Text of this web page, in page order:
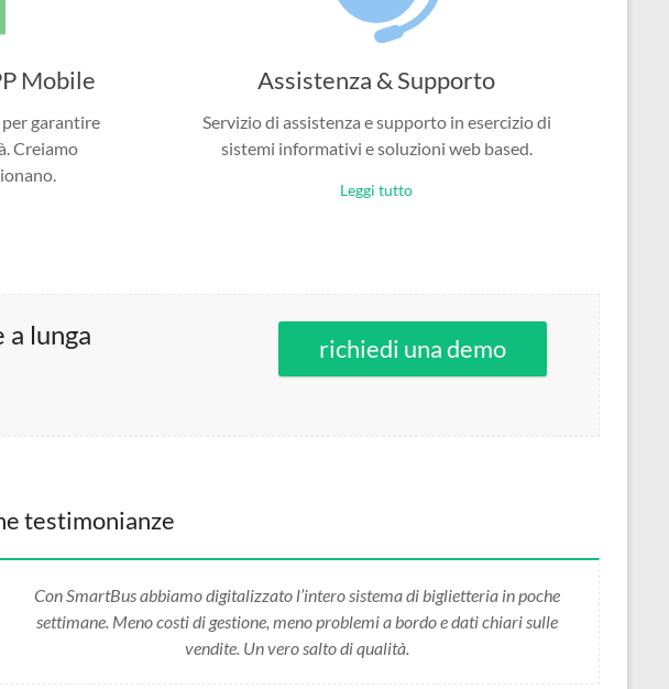
Mobile
garantire
Creiamo
Assistenza & Supporto
Servizio di assistenza e supporto in esercizio di
sistemi informativi e soluzioni web based.
Leggi tutto
lunga
richiedi una demo
testimonianze
Con SmartBus abbiamo digitalizzato l’intero sistema di biglietteria in poche
settimane. Meno costi di gestione, meno problemi a bordo e dati chiari sulle
vendite. Un vero salto di qualità.